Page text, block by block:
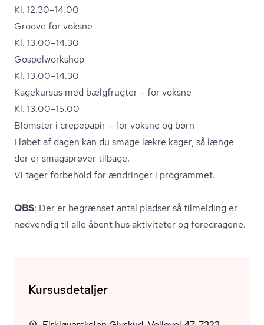
Kl. 12.30–14.00
Groove for voksne
Kl. 13.00–14.30
Gospelworkshop
Kl. 13.00–14.30
Kagekursus med bælgfrugter – for voksne
Kl. 13.00–15.00
Blomster i crepepapir – for voksne og børn
I løbet af dagen kan du smage lækre kager, så længe
der er smagsprøver tilbage.
Vi tager forbehold for ændringer i programmet.
OBS: Der er begrænset antal pladser så tilmelding er
nødvendig til alle åbent hus aktiviteter og foredragene.
Kursusdetaljer